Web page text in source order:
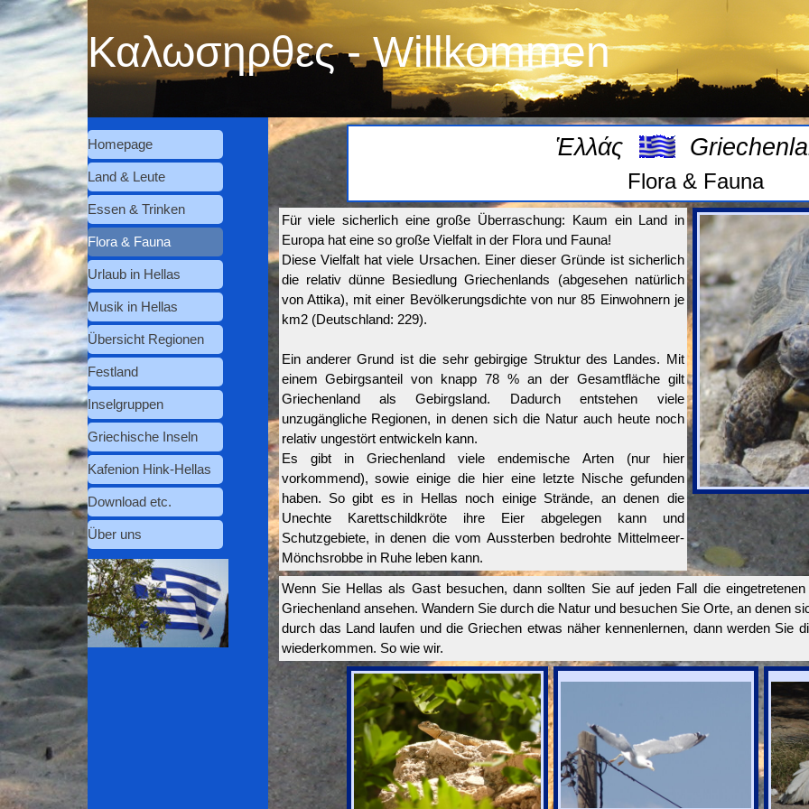
Direkt zum Seiteninhalt
Καλωσηρθες - Willkommen
Menü überspringen
Homepage
Land & Leute
Essen & Trinken
Flora & Fauna
Urlaub in Hellas
Musik in Hellas
Übersicht Regionen
Festland
Inselgruppen
Griechische Inseln
Kafenion Hink-Hellas
Download etc.
Über uns
Ἑλλάς
Flora & Fauna
Für viele sicherlich eine große Überraschung: Kaum ein Land in
Europa hat eine so große Vielfalt in der Flora und Fauna!
Diese Vielfalt hat viele Ursachen. Einer dieser Gründe ist sicherlich
die relativ dünne Besiedlung Griechenlands (abgesehen natürlich
von Attika), mit einer Bevölkerungsdichte von nur 85 Einwohnern je
km2 (Deutschland: 229).
Ein anderer Grund ist die sehr gebirgige Struktur des Landes. Mit
einem Gebirgsanteil von knapp 78 % an der Gesamtfläche gilt
Griechenland als Gebirgsland. Dadurch entstehen viele
unzugängliche Regionen, in denen sich die Natur auch heute noch
relativ ungestört entwickeln kann.
Es gibt in Griechenland viele endemische Arten (nur hier
vorkommend), sowie einige die hier eine letzte Nische gefunden
haben. So gibt es in Hellas noch einige Strände, an denen die
Unechte Karettschildkröte ihre Eier abgelegen kann und
Schutzgebiete, in denen die vom Aussterben bedrohte Mittelmeer-
Mönchsrobbe in Ruhe leben kann.
Wenn Sie Hellas als Gast besuchen, dann sollten Sie auf jeden Fall die
Griechenland ansehen. Wandern Sie durch die Natur und besuchen Sie Orte, an denen
durch das Land laufen und die Griechen etwas näher kennenlernen, dann werden Sie
wiederkommen. So wie wir.